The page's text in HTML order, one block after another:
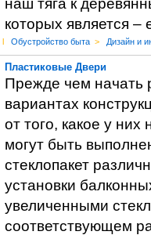
наш тяга к
которых является –
l Обустройство быта > Дизайн и
Пластиковые Двери
Прежде чем начать
вариантах
от того, какое у
могут быть
стеклопакет
установки
увеличенными
соответствующем